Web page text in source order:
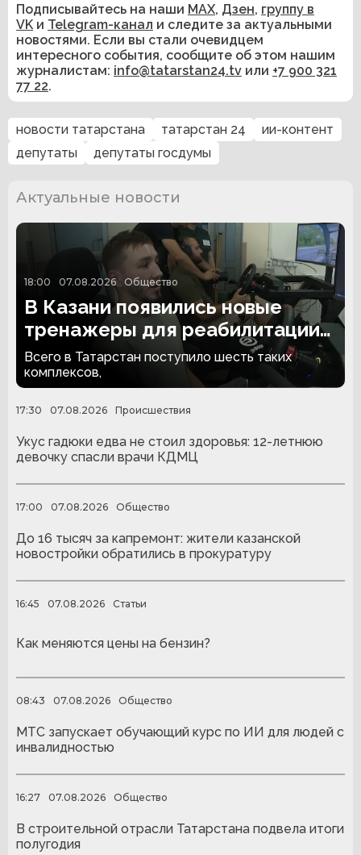
Подписывайтесь на наши MAX, Дзен, группу в
VK и Telegram-канал и следите за актуальными
новостями. Если вы стали очевидцем
интересного события, сообщите об этом нашим
журналистам: info@tatarstan24.tv или +7 900 321
77 22.
новости татарстана татарстан 24
ии-контент
депутаты
депутаты госдумы
Актуальные новости
18:00 07.08.2026 Общество
В Казани появились новые
тренажеры для реабилитации
людей с ампутациями
Всего в Татарстан поступило шесть таких
комплексов,
17:30 07.08.2026 Происшествия
Укус гадюки едва не стоил здоровья: 12-летнюю
девочку спасли врачи КДМЦ
17:00 07.08.2026 Общество
До 16 тысяч за капремонт: жители казанской
новостройки обратились в прокуратуру
16:45 07.08.2026 Статьи
Как меняются цены на бензин?
08:43 07.08.2026 Общество
МТС запускает обучающий курс по ИИ для людей с
инвалидностью
16:27 07.08.2026 Общество
В строительной отрасли Татарстана подвела итоги
полугодия